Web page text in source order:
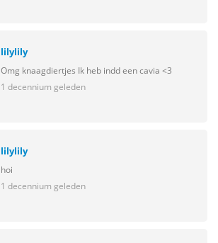
lilylily
Omg knaagdiertjes Ik heb indd een cavia <3
1 decennium geleden
lilylily
hoi
1 decennium geleden